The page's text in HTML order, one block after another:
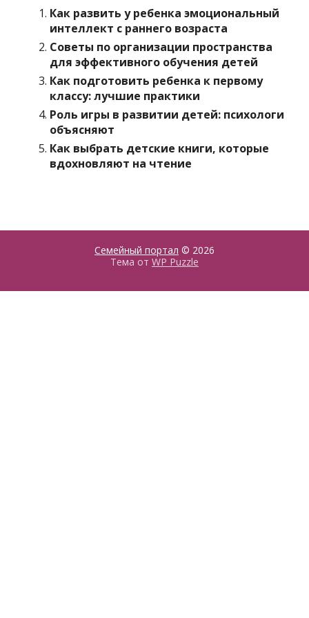
Как развить у ребенка эмоциональный
интеллект с раннего возраста
Советы по организации пространства
для эффективного обучения детей
Как подготовить ребенка к первому
классу: лучшие практики
Роль игры в развитии детей: психологи
объясняют
Как выбрать детские книги, которые
вдохновляют на чтение
Семейный портал © 2026
Тема от WP Puzzle